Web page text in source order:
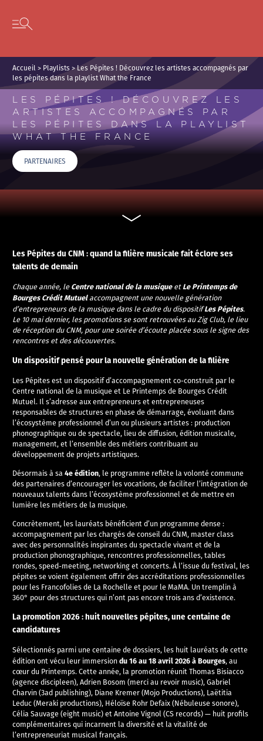
Skip to content
Open secondary menu
Accueil > Playlists>Les Pépites ! Découvrez les artistes accompagnés par
les pépites dans la playlist What the France
LES PÉPITES ! DÉCOUVREZ LES
ARTISTES ACCOMPAGNÉS PAR
LES PÉPITES DANS LA PLAYLIST
WHAT THE FRANCE
PARTENAIRES
Les Pépites du CNM : quand la filière musicale fait éclore ses
talents de demain
Chaque année, leCentre national de la musiqueetLe Printemps de
Bourges Crédit Mutuelaccompagnent une nouvelle génération
d’entrepreneurs de la musique dans le cadre du dispositifLes Pépites.
Le 10 mai dernier, les promotions se sont retrouvées au Zig Club, le lieu
de réception du CNM, pour une soirée d’écoute placée sous le signe des
rencontres et des découvertes.
Un dispositif pensé pour la nouvelle génération de la filière
Les Pépites est un dispositif d’accompagnement co-construit par le
Centre national de la musique et Le Printemps de Bourges Crédit
Mutuel. Il s’adresse aux entrepreneurs et entrepreneuses
responsables de structures en phase de démarrage, évoluant dans
l’écosystème professionnel d’un ou plusieurs artistes : production
phonographique ou de spectacle, lieu de diffusion, édition musicale,
management, et l’ensemble des métiers contribuant au
développement de projets artistiques.
Désormais à sa4e édition, le programme reflète la volonté commune
des partenaires d’encourager les vocations, de faciliter l’intégration de
nouveaux talents dans l’écosystème professionnel et de mettre en
lumière les métiers de la musique.
Concrètement, les lauréats bénéficient d’un programme dense :
accompagnement par les chargés de conseil du CNM, master class
avec des personnalités inspirantes du spectacle vivant et de la
production phonographique, rencontres professionnelles, tables
rondes, speed-meeting, networking et concerts. À l’issue du festival, les
pépites se voient également offrir des accréditations professionnelles
pour les Francofolies de La Rochelle et pour le MaMA. Un tremplin à
360° pour des structures qui n’ont pas encore trois ans d’existence.
La promotion 2026 : huit nouvelles pépites, une centaine de
candidatures
Sélectionnés parmi une centaine de dossiers, les huit lauréats de cette
édition ont vécu leur immersiondu 16 au 18 avril 2026 à Bourges, au
cœur du Printemps. Cette année, la promotion réunit Thomas Bisiacco
(agence discipleen), Adrien Bosom (merci au revoir music), Gabriel
Charvin (3ad publishing), Diane Kremer (Mojo Productions), Laëtitia
Leduc (Meraki productions), Héloïse Rohr Defaix (Nébuleuse sonore),
Célia Sauvage (eight music) et Antoine Vignol (CS records) — huit profils
complémentaires qui incarnent la diversité et la vitalité de
l’entrepreneuriat musical français.